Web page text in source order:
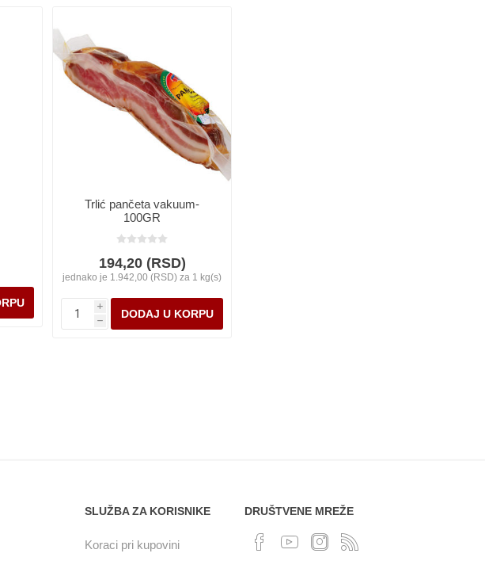
Trlić pančeta vakuum-
100GR
194,20 (RSD)
jednako je 1.942,00 (RSD) za 1 kg(s)
i
h
SLUŽBA ZA KORISNIKE
Koraci pri kupovini
DRUŠTVENE MREŽE